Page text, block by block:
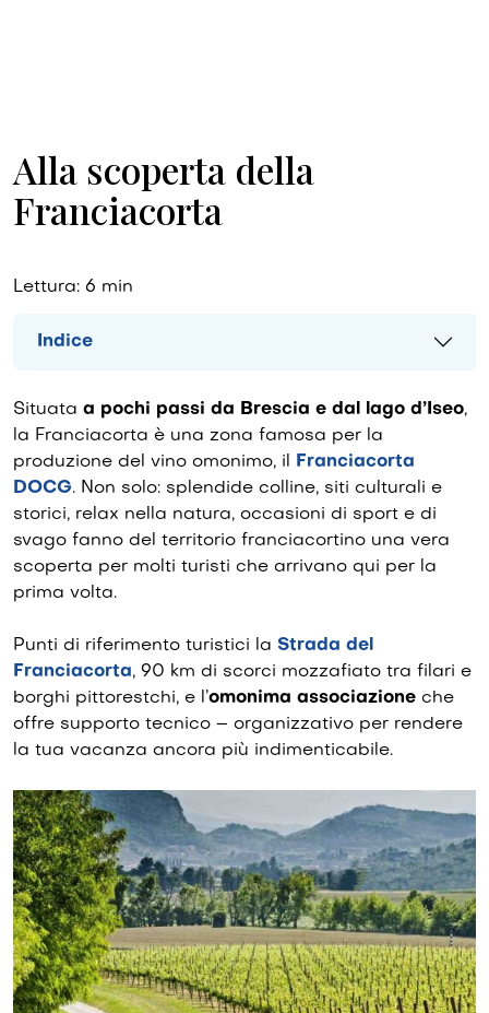
Alla scoperta della
Franciacorta
Lettura: 6 min
Indice
Situata a pochi passi da Brescia e dal lago d’Iseo,
la Franciacorta è una zona famosa per la
produzione del vino omonimo, il Franciacorta
DOCG. Non solo: splendide colline, siti culturali e
storici, relax nella natura, occasioni di sport e di
svago fanno del territorio franciacortino una vera
scoperta per molti turisti che arrivano qui per la
prima volta.
Punti di riferimento turistici la Strada del
Franciacorta, 90 km di scorci mozzafiato tra filari e
borghi pittorestchi, e l’omonima associazione che
offre supporto tecnico – organizzativo per rendere
la tua vacanza ancora più indimenticabile.